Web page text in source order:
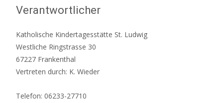
Verantwortlicher
Katholische Kindertagesstätte St. Ludwig
Westliche Ringstrasse 30
67227 Frankenthal
Vertreten durch: K. Wieder
Telefon: 06233-27710